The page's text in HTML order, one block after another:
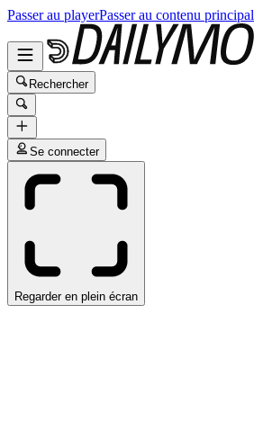
Passer au playerPasser au contenu principal
Rechercher
Se connecter
Regarder en plein écran